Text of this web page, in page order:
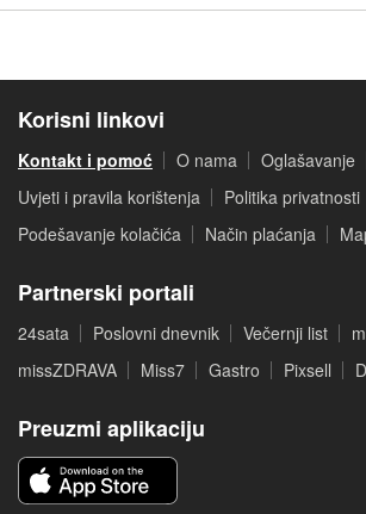
Korisni linkovi
Kontakt i pomoć O nama
Oglašavanje
Uvjeti i pravila korištenja
Politika privatnosti
Podešavanje kolačića
Način plaćanja
Partnerski portali
24sata Poslovni dnevnik Večernji list
missZDRAVA
Miss7 Gastro Pixsell
Preuzmi aplikaciju